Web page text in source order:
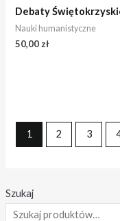
Szukaj
Debaty
Nauki humanistyczne
50,00 zł
1 2 3